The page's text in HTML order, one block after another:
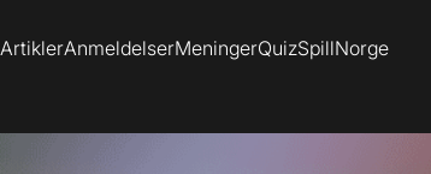
ArtiklerAnmeldelserMeningerQuizSpillNorge